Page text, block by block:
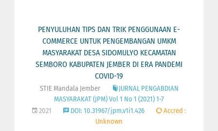
PENYULUHAN TIPS DAN TRIK PENGGUNAAN E-
COMMERCE UNTUK PENGEMBANGAN UMKM
MASYARAKAT DESA SIDOMULYO KECAMATAN
SEMBORO KABUPATEN JEMBER DI ERA PANDEMI
COVID-19
STIE Mandala Jember
JURNAL PENGABDIAN
MASYARAKAT (JPM) Vol 1 No 1 (2021) 1-7
2021
DOI: 10.31967/jpm.v1i1.426
Accred :
Unknown